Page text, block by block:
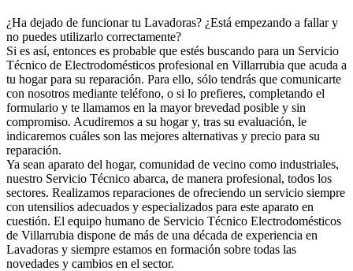
¿Ha dejado de funcionar tu Lavadoras? ¿Está empezando a fallar y
no puedes utilizarlo correctamente?
Si es así, entonces es probable que estés buscando para un Servicio
Técnico de Electrodomésticos profesional en Villarrubia que acuda a
tu hogar para su reparación. Para ello, sólo tendrás que comunicarte
con nosotros mediante teléfono, o si lo prefieres, completando el
formulario y te llamamos en la mayor brevedad posible y sin
compromiso. Acudiremos a su hogar y, tras su evaluación, le
indicaremos cuáles son las mejores alternativas y precio para su
reparación.
Ya sean aparato del hogar, comunidad de vecino como industriales,
nuestro Servicio Técnico abarca, de manera profesional, todos los
sectores. Realizamos reparaciones de ofreciendo un servicio siempre
con utensilios adecuados y especializados para este aparato en
cuestión. El equipo humano de Servicio Técnico Electrodomésticos
de Villarrubia dispone de más de una década de experiencia en
Lavadoras y siempre estamos en formación sobre todas las
novedades y cambios en el sector.